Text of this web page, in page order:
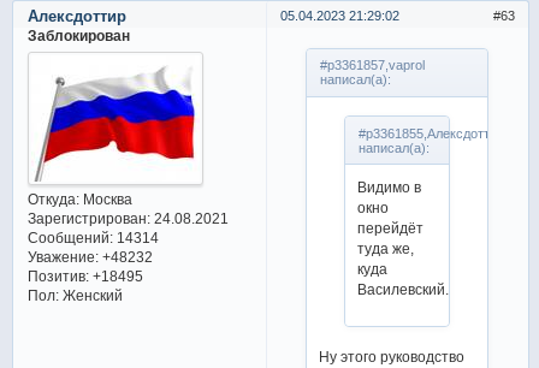
63
05.04.2023 21:29:02
Алексдоттир
Заблокирован
Откуда:Москва
Зарегистрирован: 24.08.2021
Сообщений:14314
Уважение: +48232
Позитив: +18495
Пол:Женский
#p3361857,vaprol
написал(а):
#p3361855,Алексдоттир
написал(а):
Видимо в
окно
перейдёт
туда же,
куда
Василевский.
Ну этого руководство